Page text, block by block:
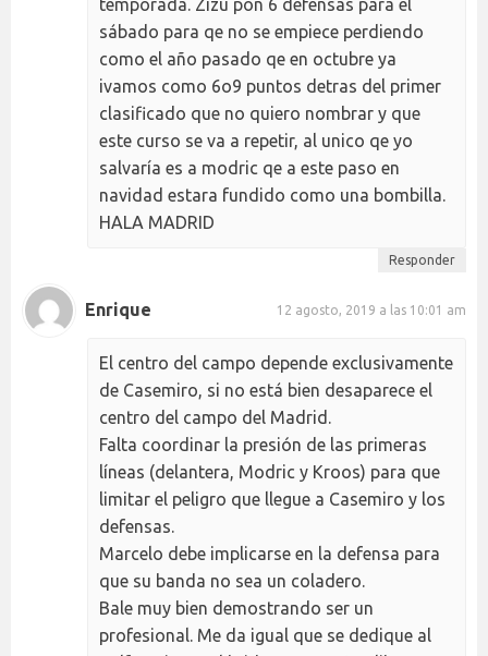
sábado para qe no se empiece perdiendo
como el año pasado qe en octubre ya
ivamos como 6o9 puntos detras del primer
clasificado que no quiero nombrar y que
este curso se va a repetir, al unico qe yo
salvaría es a modric qe a este paso en
navidad estara fundido como una bombilla.
HALA MADRID
Responder
Enrique 12 agosto, 2019 a las 10:01 am
El centro del campo depende exclusivamente
de Casemiro, si no está bien desaparece el
centro del campo del Madrid.
Falta coordinar la presión de las primeras
líneas (delantera, Modric y Kroos) para que
limitar el peligro que llegue a Casemiro y los
defensas.
Marcelo debe implicarse en la defensa para
que su banda no sea un coladero.
Bale muy bien demostrando ser un
profesional. Me da igual que se dedique al